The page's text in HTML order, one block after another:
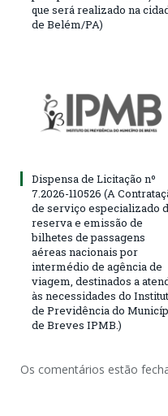
que será realizado na
de Belém/PA)
Dispensa de Licitação nº
7.2026-110526 (A
de serviço especializado
reserva e emissão de
bilhetes de passagens
aéreas nacionais por
intermédio de agência de
viagem, destinados a
às necessidades do
de Previdência do
de Breves IPMB.)
Os comentários estão